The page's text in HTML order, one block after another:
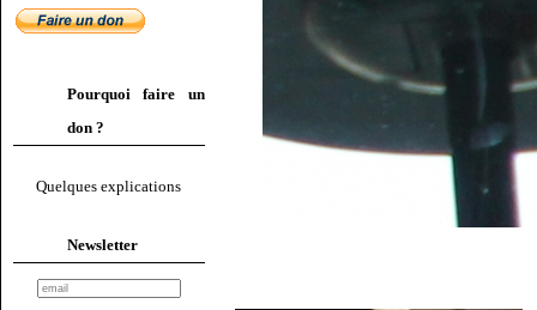
Pourquoi faire un
don ?
Quelques explications
Newsletter